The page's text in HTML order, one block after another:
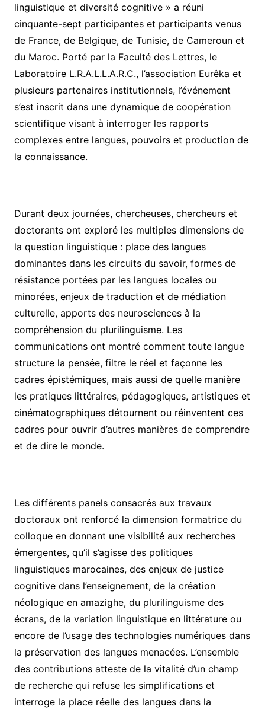
linguistique et diversité cognitive » a réuni
cinquante-sept participantes et participants venus
de France, de Belgique, de Tunisie, de Cameroun et
du Maroc. Porté par la Faculté des Lettres, le
Laboratoire L.R.A.L.L.A.R.C., l’association Eurêka et
plusieurs partenaires institutionnels, l’événement
s’est inscrit dans une dynamique de coopération
scientifique visant à interroger les rapports
complexes entre langues, pouvoirs et production de
la connaissance.
Durant deux journées, chercheuses, chercheurs et
doctorants ont exploré les multiples dimensions de
la question linguistique : place des langues
dominantes dans les circuits du savoir, formes de
résistance portées par les langues locales ou
minorées, enjeux de traduction et de médiation
culturelle, apports des neurosciences à la
compréhension du plurilinguisme. Les
communications ont montré comment toute langue
structure la pensée, filtre le réel et façonne les
cadres épistémiques, mais aussi de quelle manière
les pratiques littéraires, pédagogiques, artistiques et
cinématographiques détournent ou réinventent ces
cadres pour ouvrir d’autres manières de comprendre
et de dire le monde.
Les différents panels consacrés aux travaux
doctoraux ont renforcé la dimension formatrice du
colloque en donnant une visibilité aux recherches
émergentes, qu’il s’agisse des politiques
linguistiques marocaines, des enjeux de justice
cognitive dans l’enseignement, de la création
néologique en amazighe, du plurilinguisme des
écrans, de la variation linguistique en littérature ou
encore de l’usage des technologies numériques dans
la préservation des langues menacées. L’ensemble
des contributions atteste de la vitalité d’un champ
de recherche qui refuse les simplifications et
interroge la place réelle des langues dans la